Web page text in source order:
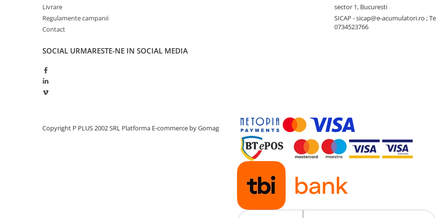
Panouri portabile
Racire/Incalzire
Intrerupatoare si prize
Dulapuri pentru cablare
Tablouri electrice
Livrare
Regulamente campanii
Contact
sector 1, Bucuresti
SICAP - sicap@e-acumulatori.ro ;
0734523766
SOCIAL URMARESTE-NE IN SOCIAL MEDIA
Copyright P PLUS 2002 SRL Platforma E-commerce by Gomag